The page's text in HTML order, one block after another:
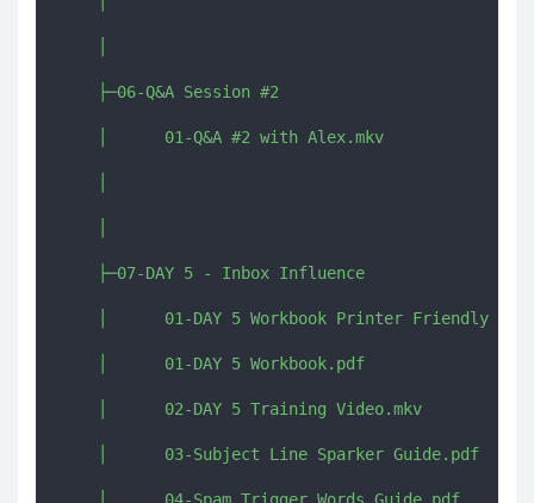
    ├─06-Q&A Session #2
    │      01-Q&A #2 with Alex.mkv
    ├─07-DAY 5 - Inbox Influence
│      01-DAY 5 Workbook Printer Friendly
    │      01-DAY 5 Workbook.pdf
    │      02-DAY 5 Training Video.mkv
    │      03-Subject Line Sparker Guide.pdf